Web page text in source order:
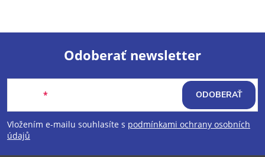
Z
á
p
Odoberať newsletter
Vložením e-mailu souhlasíte s podmínkami ochrany osobních
údajů
ODOBERAŤ